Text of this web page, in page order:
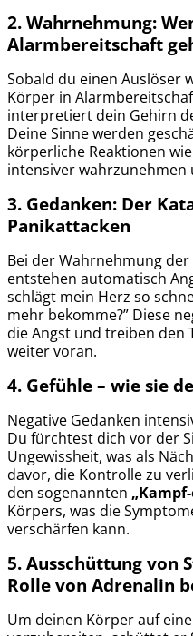
2. Wahrnehmung:
Alarmbereitschaft
Sobald du einen Auslöser
Körper in
interpretiert dein Gehirn
Deine Sinne werden
körperliche Reaktionen
intensiver wahrzunehmen
3. Gedanken: Der
Panikattacken
Bei der Wahrnehmung
entstehen automatisch
schlägt mein Herz so
mehr bekomme?” Diese
die Angst und treiben den
weiter voran.
4. Gefühle – wie sie
Negative Gedanken
Du fürchtest dich vor der
Ungewissheit, was als
davor, die Kontrolle zu
den sogenannten
Körpers, was die
verschärfen kann.
5. Ausschüttung von
Rolle von Adrenalin
Um deinen Körper auf